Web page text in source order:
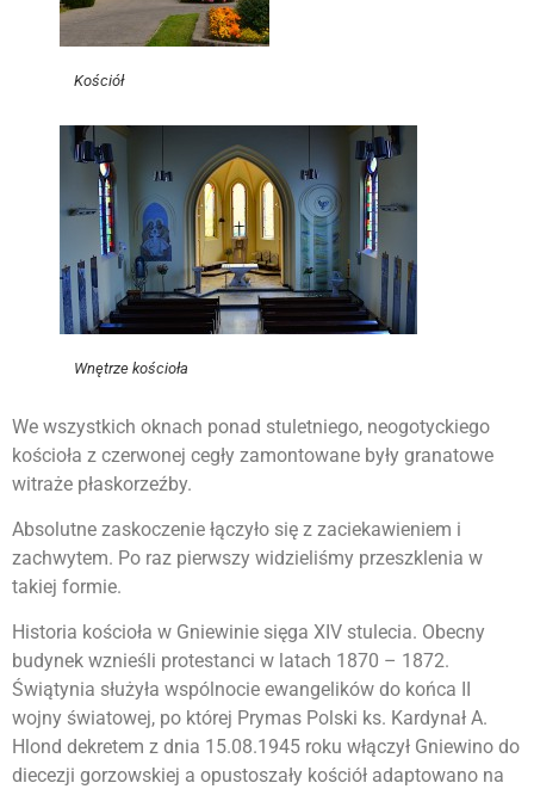
Kościół
Wnętrze kościoła
We wszystkich oknach ponad stuletniego, neogotyckiego
kościoła z czerwonej cegły zamontowane były granatowe
witraże płaskorzeźby.
Absolutne zaskoczenie łączyło się z zaciekawieniem i
zachwytem. Po raz pierwszy widzieliśmy przeszklenia w
takiej formie.
Historia kościoła w Gniewinie sięga XIV stulecia. Obecny
budynek wznieśli protestanci w latach 1870 – 1872.
Świątynia służyła wspólnocie ewangelików do końca II
wojny światowej, po której Prymas Polski ks. Kardynał A.
Hlond dekretem z dnia 15.08.1945 roku włączył Gniewino do
diecezji gorzowskiej a opustoszały kościół adaptowano na